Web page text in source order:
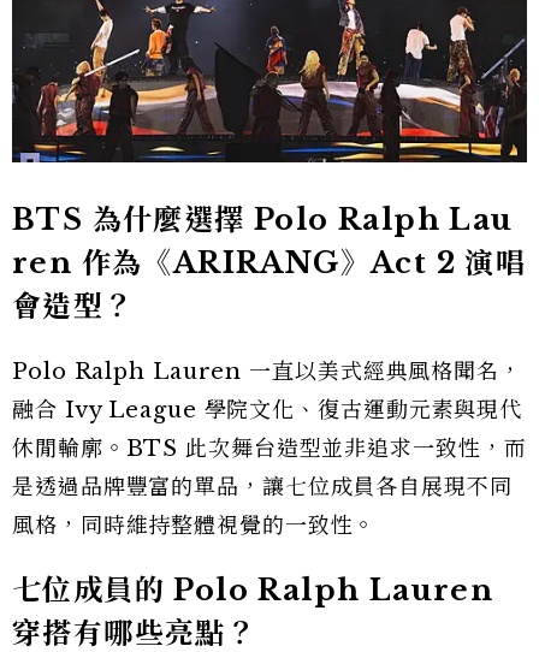
BTS 為什麼選擇 Polo Ralph Lau
ren 作為《ARIRANG》Act 2 演唱
會造型？
Polo Ralph Lauren 一直以美式經典風格聞名，
融合 Ivy League 學院文化、復古運動元素與現代
休閒輪廓。BTS 此次舞台造型並非追求一致性，而
是透過品牌豐富的單品，讓七位成員各自展現不同
風格，同時維持整體視覺的一致性。
七位成員的 Polo Ralph Lauren
穿搭有哪些亮點？